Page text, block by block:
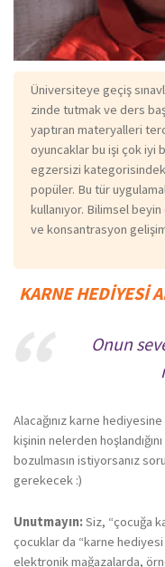
Üniversiteye geçiş
zinde tutmak ve ders
yaptıran materyalleri
oyuncaklar bu işi çok iyi
egzersizi
popüler. Bu tür
kullanıyor. Bilimsel
ve konsantrasyon
KARNE HEDIYESI
Onun
Alacağınız karne
kişinin nelerden
bozulmasın istiyorsanız
gerekecek :)
Unutmayın: Siz, “çocuğa
çocuklar da “karne
elektronik mağazalarda,